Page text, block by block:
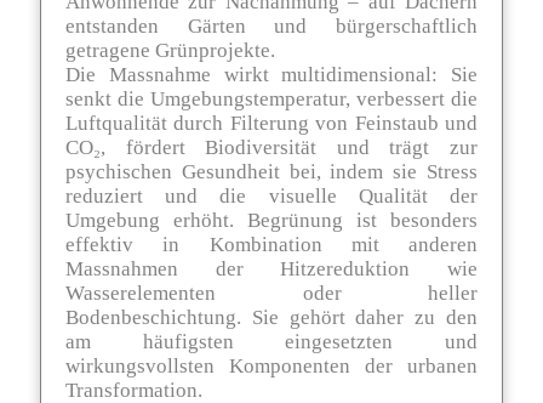
entstanden Gärten und bürgerschaftlich
getragene Grünprojekte​.
Die Massnahme wirkt multidimensional: Sie
senkt die Umgebungstemperatur, verbessert die
Luftqualität durch Filterung von Feinstaub und
CO₂, fördert Biodiversität und trägt zur
psychischen Gesundheit bei, indem sie Stress
reduziert und die visuelle Qualität der
Umgebung erhöht. Begrünung ist besonders
effektiv in Kombination mit anderen
Massnahmen der Hitzereduktion wie
Wasserelementen oder heller
Bodenbeschichtung. Sie gehört daher zu den
am häufigsten eingesetzten und
wirkungsvollsten Komponenten der urbanen
Transformation.